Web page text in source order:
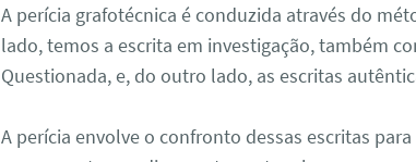
A perícia grafotécnica é conduzida através do
lado, temos a escrita em investigação, também
Questionada, e, do outro lado, as escritas
A perícia envolve o confronto dessas escritas